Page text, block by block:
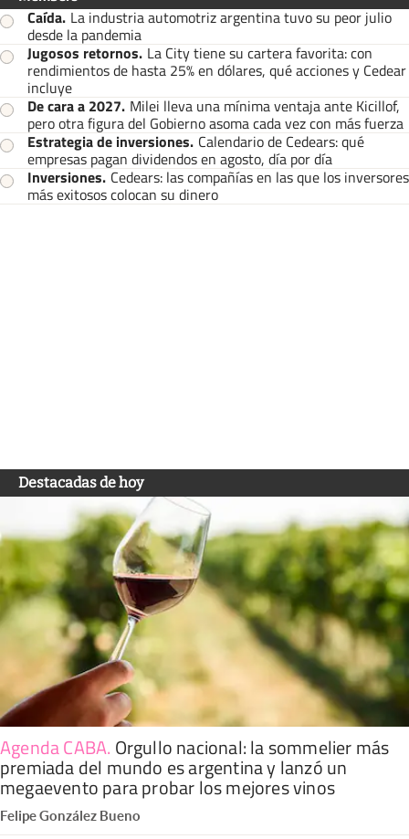
Caída. La industria automotriz argentina tuvo su peor julio
desde la pandemia
Jugosos retornos. La City tiene su cartera favorita: con
rendimientos de hasta 25% en dólares, qué acciones y Cedear
incluye
De cara a 2027. Milei lleva una mínima ventaja ante Kicillof,
pero otra figura del Gobierno asoma cada vez con más fuerza
Estrategia de inversiones. Calendario de Cedears: qué
empresas pagan dividendos en agosto, día por día
Inversiones. Cedears: las compañías en las que los inversores
más exitosos colocan su dinero
Destacadas de hoy
Agenda CABA. Orgullo nacional: la sommelier más
premiada del mundo es argentina y lanzó un
megaevento para probar los mejores vinos
Felipe González Bueno